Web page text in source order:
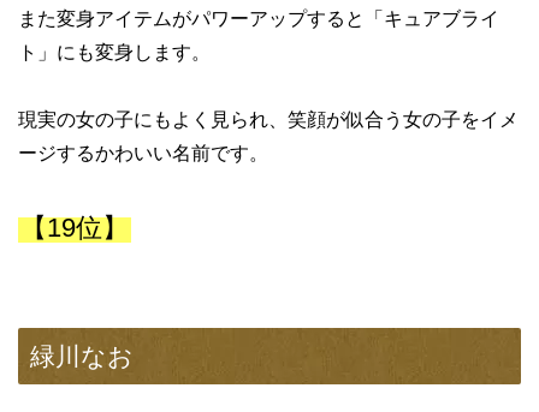
また変身アイテムがパワーアップすると「キュアブライ
ト」にも変身します。
現実の女の子にもよく見られ、笑顔が似合う女の子をイメ
ージするかわいい名前です。
【19位】
緑川なお